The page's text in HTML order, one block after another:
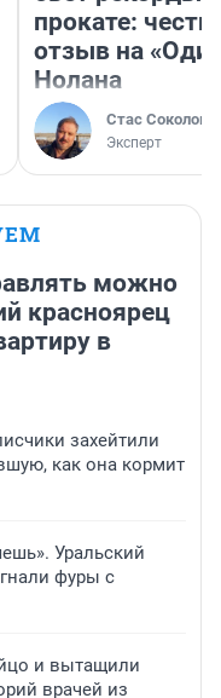
прокате:
отзыв на
Нолана
Стас Соколов
Эксперт
можно
красноярец
в
захейтили
как она кормит
Уральский
фуры с
и вытащили
врачей из